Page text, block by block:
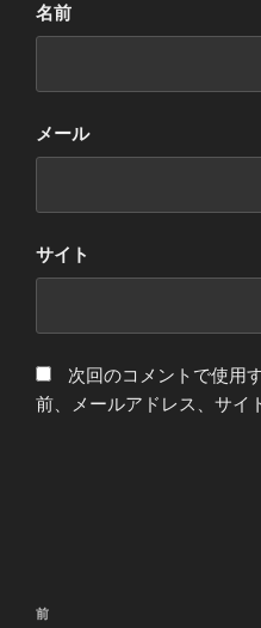
名前
メール
サイト
次回のコメントで使用
前、メールアドレス、サイ
投
前
前